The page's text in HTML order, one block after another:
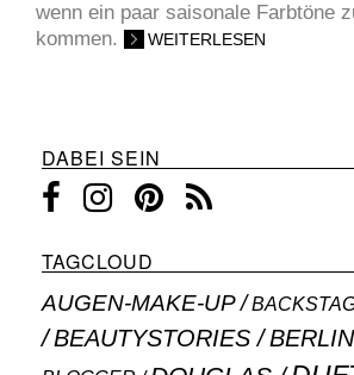
wenn ein paar saisonale Farbtöne
kommen.
WEITERLESEN
DABEI SEIN
TAGCLOUD
AUGEN-MAKE-UP
BEAUTYSTORIES BERLIN